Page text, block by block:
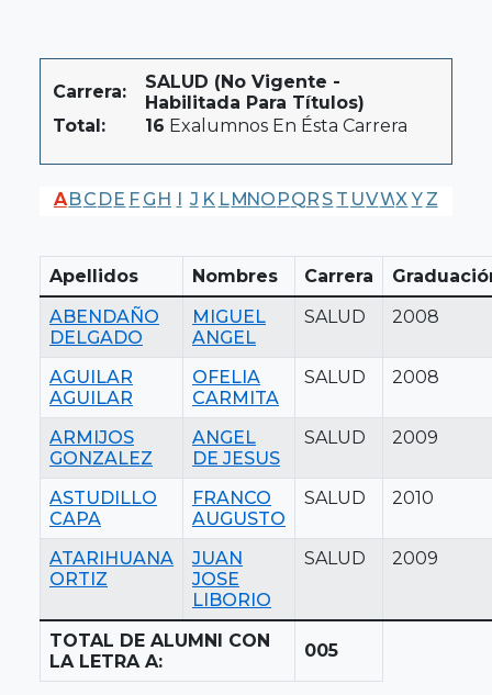
Carrera:
SALUD (No Vigente -
Habilitada Para Títulos)
Total:
16 Exalumnos En Ésta Carrera
ABC DE F G H I J K LMNO PQR S T UVWX Y Z
Apellidos Nombres Carrera
ABENDAÑO
DELGADO
MIGUEL
ANGEL
SALUD 2008
AGUILAR
AGUILAR
OFELIA
CARMITA
SALUD 2008
ARMIJOS
GONZALEZ
ANGEL
DE JESUS
SALUD 2009
ASTUDILLO
CAPA
FRANCO
AUGUSTO
SALUD 2010
ATARIHUANA
ORTIZ
JUAN
JOSE
LIBORIO
SALUD 2009
TOTAL DE ALUMNI CON
LA LETRA A:
005